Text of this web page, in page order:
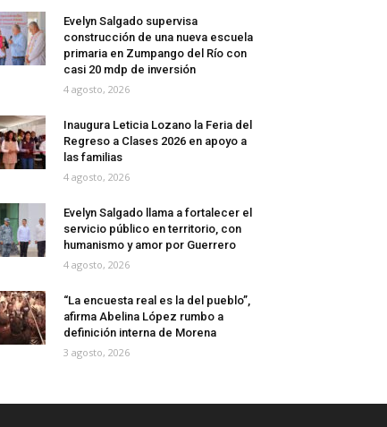
Evelyn Salgado supervisa
construcción de una nueva escuela
primaria en Zumpango del Río con
casi 20 mdp de inversión
4 agosto, 2026
Inaugura Leticia Lozano la Feria del
Regreso a Clases 2026 en apoyo a
las familias
4 agosto, 2026
Evelyn Salgado llama a fortalecer el
servicio público en territorio, con
humanismo y amor por Guerrero
4 agosto, 2026
“La encuesta real es la del pueblo”,
afirma Abelina López rumbo a
definición interna de Morena
3 agosto, 2026